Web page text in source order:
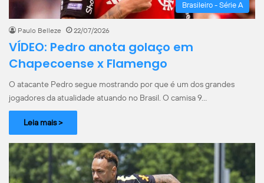
Brasileiro - Série A
Paulo Belleze 22/07/2026
VÍDEO: Pedro anota golaço em
Chapecoense x Flamengo
O atacante Pedro segue mostrando por que é um dos grandes
jogadores da atualidade atuando no Brasil. O camisa 9…
Leia mais >